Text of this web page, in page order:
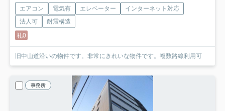
エアコン 電気有 エレベーター
インターネット対応
法人可
耐震構造
礼0
旧中山道沿いの物件です。非常にきれいな物件です。複数路線利用可
事務所